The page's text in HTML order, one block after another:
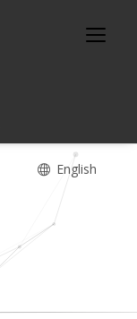
English